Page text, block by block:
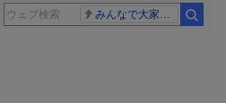
みんなで大家さん 2881億円